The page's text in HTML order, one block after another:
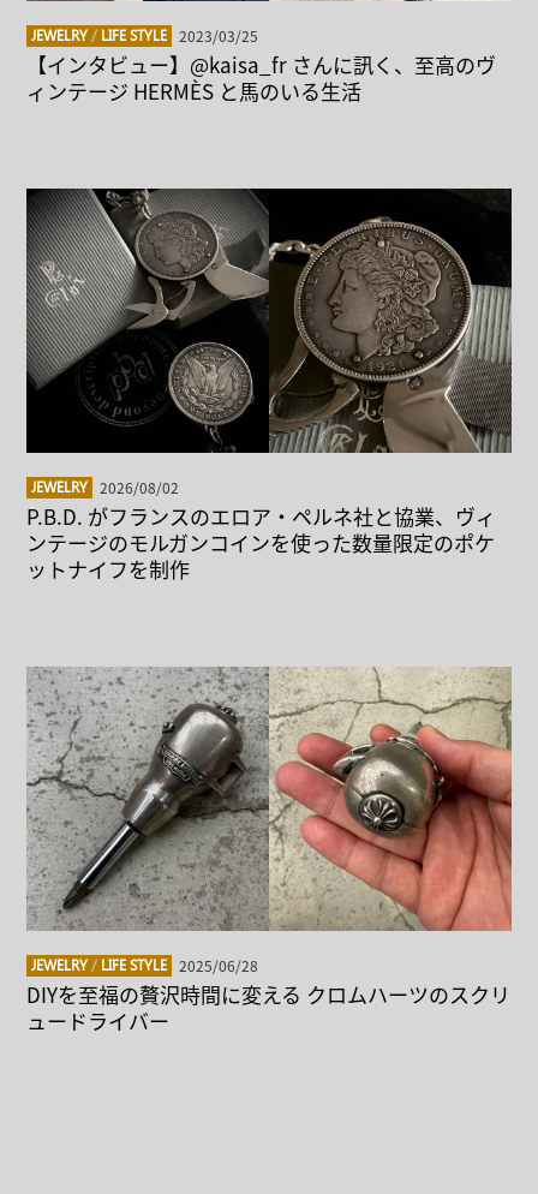
JEWELRY / LIFE STYLE 2023/03/25
【インタビュー】@kaisa_fr さんに訊く、至高のヴ
ィンテージ HERMÈS と馬のいる生活
JEWELRY 2026/08/02
P.B.D. がフランスのエロア・ペルネ社と協業、ヴィ
ンテージのモルガンコインを使った数量限定のポケ
ットナイフを制作
JEWELRY / LIFE STYLE 2025/06/28
DIYを至福の贅沢時間に変える クロムハーツのスクリ
ュードライバー